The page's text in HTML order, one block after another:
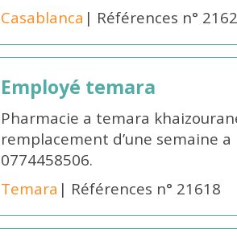
Casablanca | Références n°
Employé temara
Pharmacie a temara
remplacement d’une semaine
0774458506.
Temara | Références n° 21618